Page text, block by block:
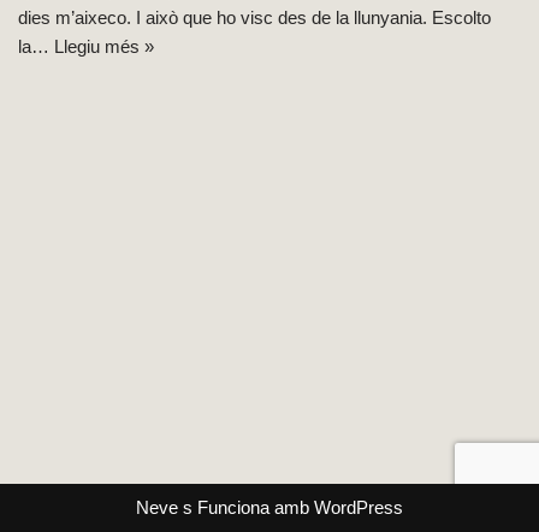
dies m’aixeco. I això que ho visc des de la llunyania. Escolto
la… Llegiu més »
Neve s Funciona amb WordPress